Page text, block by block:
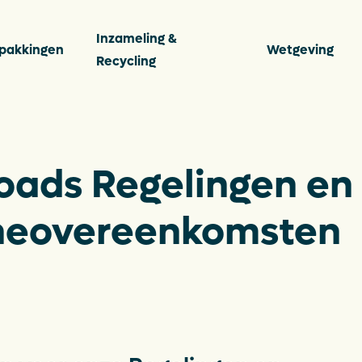
Inzameling &
Recycling
Wetgeving
Regelingen en